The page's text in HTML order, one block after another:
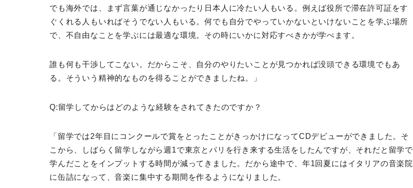
でも海外では、まず言葉が通じなかったり日本人に冷たい人もいる。例えば役所で滞在許可証をす
ぐくれる人もいればそうでない人もいる。何でも自分でやっていかないといけないことを学ぶ場所
で、不自由なことを学ぶには最適な環境。 その時にいかに対応すべきかが学べます。
誰も何も干渉してこない。だからこそ、自分のやりたいことが見つかれば没頭できる環境でもあ
る。そういう精神的なものを得ることができましたね。」
Q:留学してからはどのような経験をされてきたのですか？
「留学では2年目にコンクールで賞をとったことがきっかけになってCDデビューができました。そ
こから、しばらく留学しながら週1で東京とパリを行き来する生活をしたんですが、それだと留学で
学んだことをインプットする時間が減ってきました。だから途中で、年1回夏にはイタリアの音楽院
に缶詰になって、音楽に集中する期間を作るようになりました。